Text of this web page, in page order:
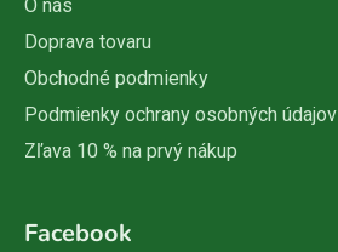
O nás
Doprava tovaru
Obchodné podmienky
Podmienky ochrany osobných údajov
Zľava 10 % na prvý nákup
Facebook